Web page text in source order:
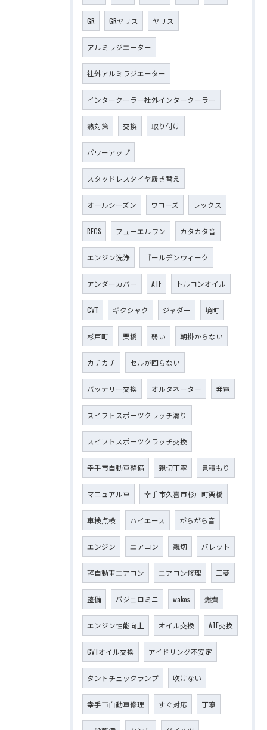
GR GRヤリス ヤリス
アルミラジエーター
社外アルミラジエーター
インタークーラー社外インタークーラー
熱対策 交換 取り付け
パワーアップ
スタッドレスタイヤ履き替え
オールシーズン ワコーズ レックス
RECS フューエルワン カタカタ音
エンジン洗浄 ゴールデンウィーク
アンダーカバー ATF トルコンオイル
CVT ギクシャク ジャダー 境町
杉戸町 栗橋 弱い 朝掛からない
カチカチ セルが回らない
バッテリー交換 オルタネーター 発電
スイフトスポーツクラッチ滑り
スイフトスポーツクラッチ交換
幸手市自動車整備 親切丁寧 見積もり
マニュアル車 幸手市久喜市杉戸町栗橋
車検点検 ハイエース がらがら音
エンジン エアコン 親切 パレット
軽自動車エアコン エアコン修理 三菱
整備 パジェロミニ wakos 燃費
エンジン性能向上 オイル交換 ATF交換
CVTオイル交換 アイドリング不安定
タントチェックランプ 吹けない
幸手市自動車修理 すぐ対応 丁寧